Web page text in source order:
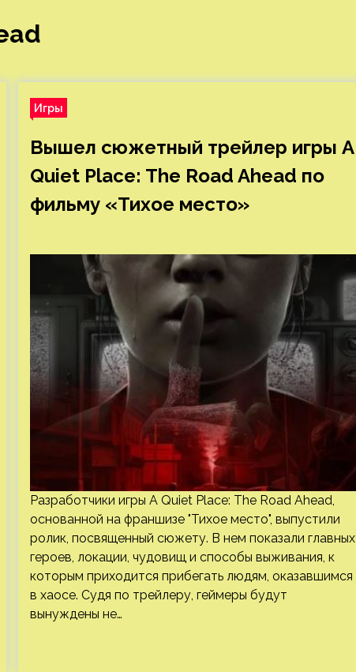
Игры
Вышел сюжетный трейлер игры A
Quiet Place: The Road Ahead по
фильму «Тихое место»
Разработчики игры A Quiet Place: The Road Ahead,
основанной на франшизе "Тихое место", выпустили
ролик, посвященный сюжету. В нем показали главных
героев, локации, чудовищ и способы выживания, к
которым приходится прибегать людям, оказавшимся
в хаосе. Судя по трейлеру, геймеры будут
вынуждены не…